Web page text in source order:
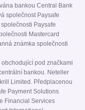
bankou Central Bank
společnost Paysafe
Paysafe
Mastercard
známka společnosti
pod značkami
bankou. Neteller
Limited. Předplacenou
Payment Solutions
Financial Services